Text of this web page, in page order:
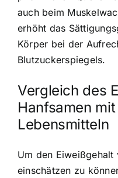
auch beim
erhöht das
Körper bei der
Blutzuckerspiegels.
Vergleich des
Hanfsamen
Lebensmitteln
Um den Eiweißgehalt
einschätzen zu